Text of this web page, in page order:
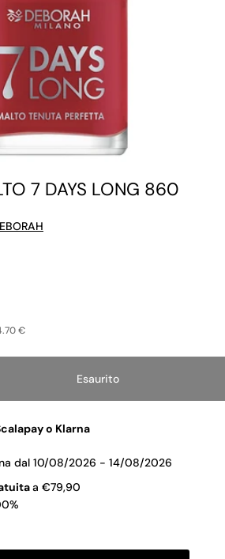
7 DAYS LONG 860
€
Esaurito
o Klarna
dal 10/08/2026 - 14/08/2026
a €79,90